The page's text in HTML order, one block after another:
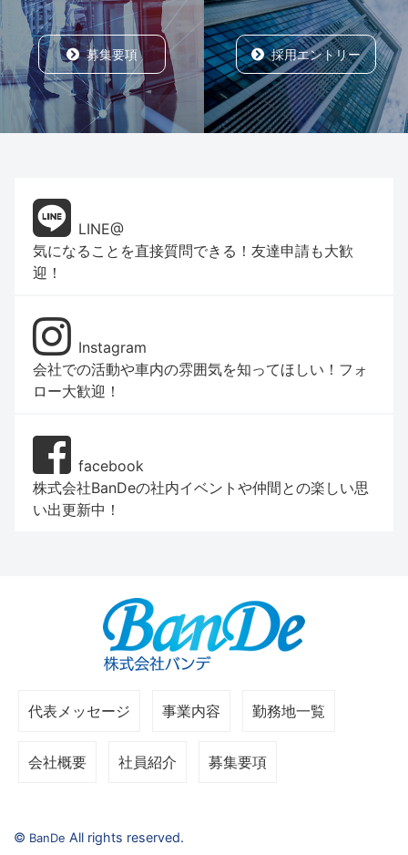
募集要項 採用エントリー
LINE@
気になることを直接質問できる！友達申請も大歓
迎！
Instagram
会社での活動や車内の雰囲気を知ってほしい！フォ
ロー大歓迎！
facebook
株式会社BanDeの社内イベントや仲間との楽しい思
い出更新中！
代表メッセージ 事業内容 勤務地一覧
会社概要 社員紹介 募集要項
© BanDe All rights reserved.